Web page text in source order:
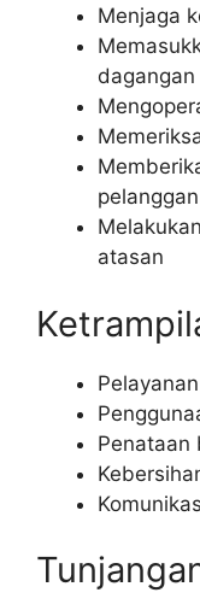
Menjaga
dagangan
pelanggan
atasan
Penataan